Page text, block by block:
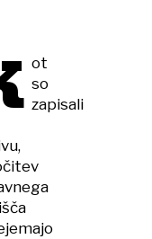
ot
so
zapisali